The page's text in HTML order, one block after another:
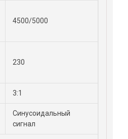
4500/5000
230
3:1
Синусоидальный
сигнал